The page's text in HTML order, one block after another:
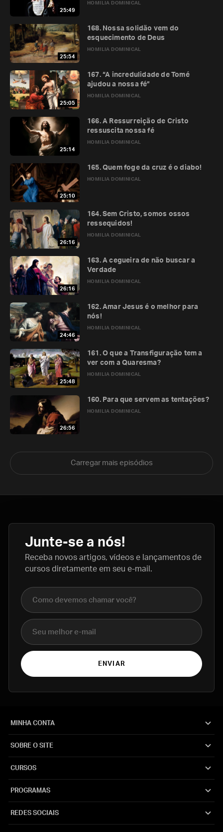
25:49
HOMILIA DOMINICAL
25:54
HOMILIA DOMINICAL
168. Nossa solidão vem do
esquecimento de Deus
25:05
HOMILIA DOMINICAL
167. “A incredulidade de Tomé
ajudou a nossa fé”
25:14
HOMILIA DOMINICAL
166. A Ressurreição de Cristo
ressuscita nossa fé
25:10
HOMILIA DOMINICAL
165. Quem foge da cruz é o diabo!
26:16
HOMILIA DOMINICAL
164. Sem Cristo, somos ossos
ressequidos!
26:16
HOMILIA DOMINICAL
163. A cegueira de não buscar a
Verdade
24:46
HOMILIA DOMINICAL
162. Amar Jesus é o melhor para
nós!
25:48
HOMILIA DOMINICAL
161. O que a Transfiguração tem a
ver com a Quaresma?
26:56
HOMILIA DOMINICAL
160. Para que servem as tentações?
Carregar mais episódios
Junte-se a nós!
Receba novos artigos, vídeos e lançamentos de
cursos diretamente em seu e-mail.
Nome completo
E-mail
ENVIAR
MINHA CONTA
SOBRE O SITE
CURSOS
PROGRAMAS
REDES SOCIAIS